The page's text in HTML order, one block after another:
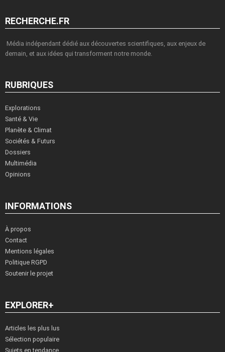
RECHERCHE.FR
Média indépendant dédié aux découvertes scientifiques, aux enjeux de
demain, et aux idées qui transforment notre monde.
RUBRIQUES
Explorations
Santé & Vie
Planète & Climat
Sociétés & Futurs
Dossiers
Multimédia
Opinions
INFORMATIONS
À propos
Contact
Mentions légales
Politique RGPD
Soutenir le projet
EXPLORER+
Articles les plus lus
Sélection populaire
Sujets en tendance